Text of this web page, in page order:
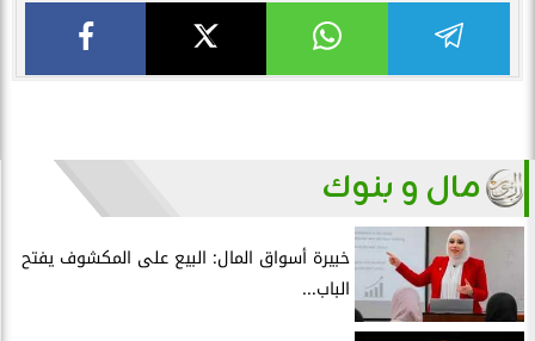
مال و بنوك
خبيرة أسواق المال: البيع على المكشوف يفتح
الباب...